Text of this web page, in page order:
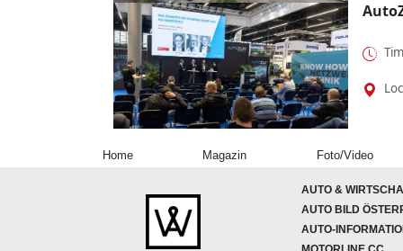
Home Magazin Foto/Video
AUTO &
AUTO BILD
AUTO-